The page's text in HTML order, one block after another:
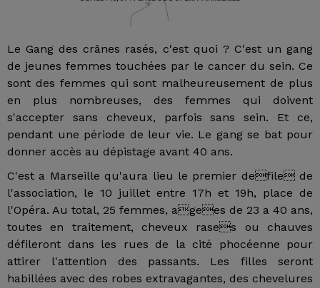
Le Gang des crânes rasés, c'est quoi ? C'est un gang
de jeunes femmes touchées par le cancer du sein. Ce
sont des femmes qui sont malheureusement de plus
en plus nombreuses, des femmes qui doivent
s'accepter sans cheveux, parfois sans sein. Et ce,
pendant une période de leur vie. Le gang se bat pour
donner accès au dépistage avant 40 ans.
C'est a Marseille qu'aura lieu le premier defile de
l'association, le 10 juillet entre 17h et 19h, place de
l'Opéra. Au total, 25 femmes, agees de 23 a 40 ans,
toutes en traitement, cheveux rases ou chauves
défileront dans les rues de la cité phocéenne pour
attirer l'attention des passants. Les filles seront
habillées avec des robes extravagantes, des chevelures